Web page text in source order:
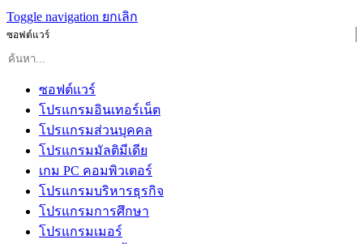
Toggle navigation ยกเลิก
ซอฟต์แวร์
ซอฟต์แวร์
โปรแกรมอินเทอร์เน็ต
โปรแกรมส่วนบุคคล
โปรแกรมมัลติมีเดีย
เกม PC คอมพิวเตอร์
โปรแกรมบริหารธุรกิจ
โปรแกรมการศึกษา
โปรแกรมเมอร์